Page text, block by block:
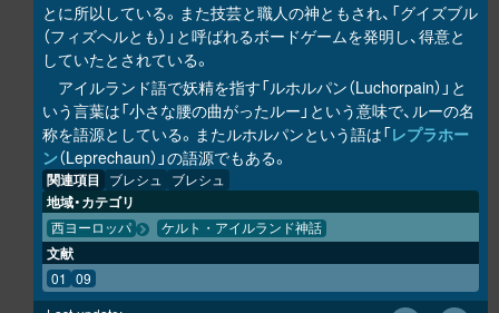
とに所以している。また技芸と職人の神ともされ、「グイズブル
（フィズヘルとも）」と呼ばれるボードゲームを発明し、得意と
していたとされている。
アイルランド語で妖精を指す「ルホルパン（Luchorpain）」と
いう言葉は「小さな腰の曲がったルー」という意味で、ルーの名
称を語源としている。またルホルパンという語は「レプラホー
ン（Leprechaun）」の語源でもある。
関連項目 ブレシュ ブレシュ
地域・カテゴリ
西ヨーロッパ ケルト・アイルランド神話
文献
01 09